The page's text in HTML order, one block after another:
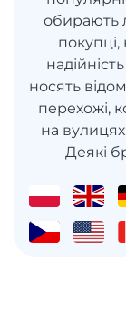
обирають
покупці,
носять
перехожі,
на
Деякі